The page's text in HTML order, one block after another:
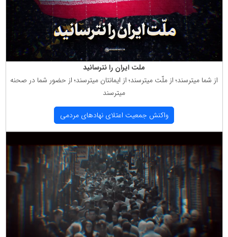
ملت ایران را نترسانید
از شما میترسند؛ از ملّت میترسند؛ از ایمانتان میترسند؛ از حضور شما در صحنه
میترسند
واكنش جمعیت اعتلای نهادهای مردمی